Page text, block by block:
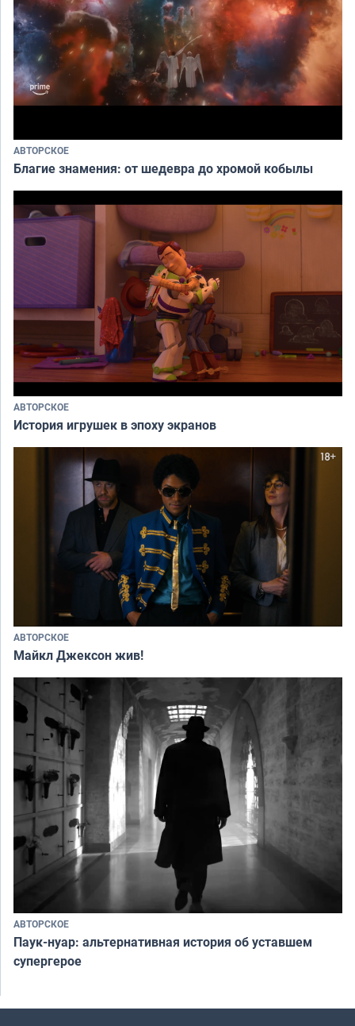
АВТОРСКОЕ
Благие знамения: от шедевра до хромой кобылы
АВТОРСКОЕ
История игрушек в эпоху экранов
АВТОРСКОЕ
Майкл Джексон жив!
АВТОРСКОЕ
Паук-нуар: альтернативная история об уставшем
супергерое